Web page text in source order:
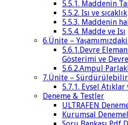
5.5.1. Maddenin
5.5.2. Isı ve sıcaklık
5.5.3. Maddenin
5.5.4. Madde ve Isı
6.Ünite –
5.6.1.Devre
Gösterimi ve
5.6.2.Ampul
7.Ünite – Sürdürülebilir
5.7.1. Evsel
Deneme & Testler
ULTRAFEN
Kurumsal